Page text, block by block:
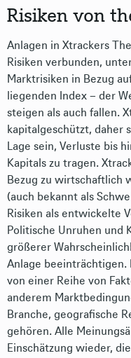
Risiken von
Anlagen in Xtrackers
Risiken verbunden,
Marktrisiken in Bezug
liegenden Index – der
steigen als auch fallen.
kapitalgeschützt, daher
Lage sein, Verluste bis
Kapitals zu tragen.
Bezug zu wirtschaftlich
(auch bekannt als
Risiken als entwickelte
Politische Unruhen und
größerer
Anlage beeinträchtigen.
von einer Reihe von
anderem
Branche, geografische
gehören. Alle
Einschätzung wieder,